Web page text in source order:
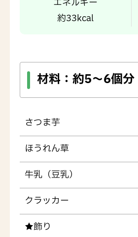
エネルギー
約33kcal
材料： 約5～6個分
さつま芋
ほうれん草
牛乳（豆乳）
クラッカー
★飾り